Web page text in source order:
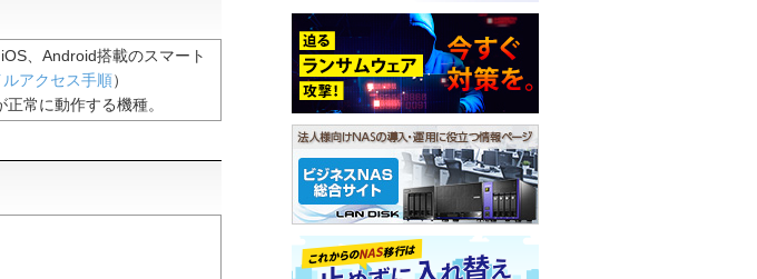
、Android搭載のスマート
ルアクセス手順）
常に動作する機種。